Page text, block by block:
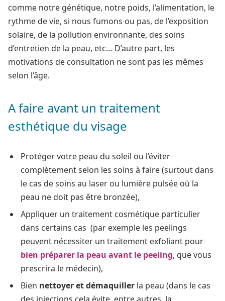
comme notre génétique, notre poids, l’alimentation, le
rythme de vie, si nous fumons ou pas, de l’exposition
solaire, de la pollution environnante, des soins
d’entretien de la peau, etc… D’autre part, les
motivations de consultation ne sont pas les mêmes
selon l’âge.
A faire avant un traitement
esthétique du visage
Protéger votre peau du soleil ou l’éviter
complètement selon les soins à faire (surtout dans
le cas de soins au laser ou lumière pulsée où la
peau ne doit pas être bronzée),
Appliquer un traitement cosmétique particulier
dans certains cas (par exemple les peelings
peuvent nécessiter un traitement exfoliant pour
bien préparer la peau avant le peeling, que vous
prescrira le médecin),
Bien nettoyer et démaquiller la peau (dans le cas
des injections cela évite, entre autres, la